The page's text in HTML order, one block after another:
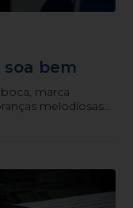
bem
marca
melodiosas